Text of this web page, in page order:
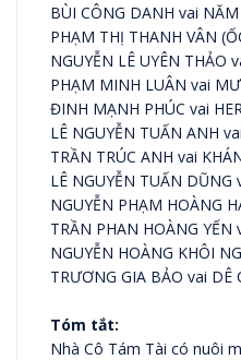
BÙI CÔNG DANH vai
PHẠM THỊ THANH VÂN
NGUYỄN LÊ UYÊN THẢO
PHẠM MINH LUÂN vai
ĐINH MẠNH PHÚC vai
LÊ NGUYỄN TUẤN ANH
TRẦN TRÚC ANH vai
LÊ NGUYỄN TUẤN DŨNG
NGUYỄN PHẠM HOÀNG
TRẦN PHAN HOÀNG YẾN
NGUYỄN HOÀNG KHÔI
TRƯƠNG GIA BẢO vai DÊ
Tóm tắt:
Nhà Cô Tám Tài có nuôi